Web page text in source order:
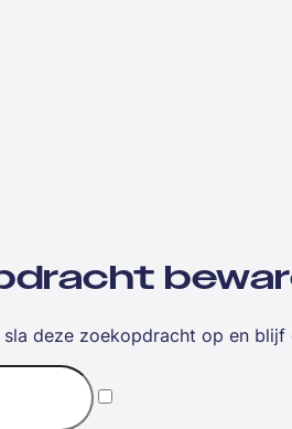
sla deze zoekopdracht op en